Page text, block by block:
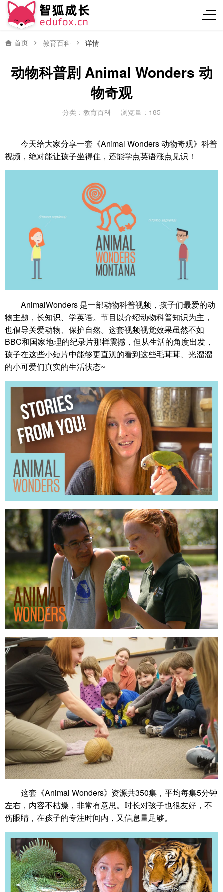
首页 教育百科 详情
动物科普剧 Animal Wonders 动
物奇观
分类： 教育百科 浏览量：185
今天给大家分享一套《Animal Wonders 动物奇观》科普
视频，绝对能让孩子坐得住，还能学点英语涨点见识！
AnimalWonders 是一部动物科普视频，孩子们最爱的动
物主题，长知识、学英语。节目以介绍动物科普知识为主，
也倡导关爱动物、保护自然。这套视频视觉效果虽然不如
BBC和国家地理的纪录片那样震撼，但从生活的角度出发，
孩子在这些小短片中能够更直观的看到这些毛茸茸、光溜溜
的小可爱们真实的生活状态~
这套《Animal Wonders》资源共350集，平均每集5分钟
左右，内容不枯燥，非常有意思。时长对孩子也很友好，不
伤眼睛，在孩子的专注时间内，又信息量足够。